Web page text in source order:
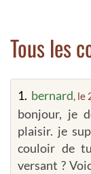
Tous les
1. bernard, le
bonjour, je
plaisir. je
couloir de
versant ?